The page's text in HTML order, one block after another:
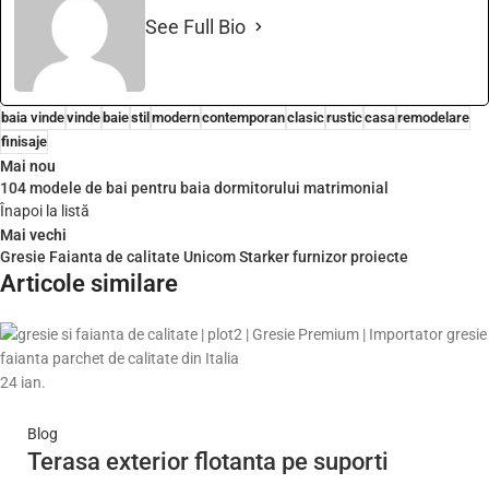
See Full Bio
baia vindevindebaiestilmoderncontemporanclasicrusticcasaremodelare
finisaje
Mai nou
104 modele de bai pentru baia dormitorului matrimonial
Înapoi la listă
Mai vechi
Gresie Faianta de calitate Unicom Starker furnizor proiecte
Articole similare
24 ian.
Blog
Terasa exterior flotanta pe suporti